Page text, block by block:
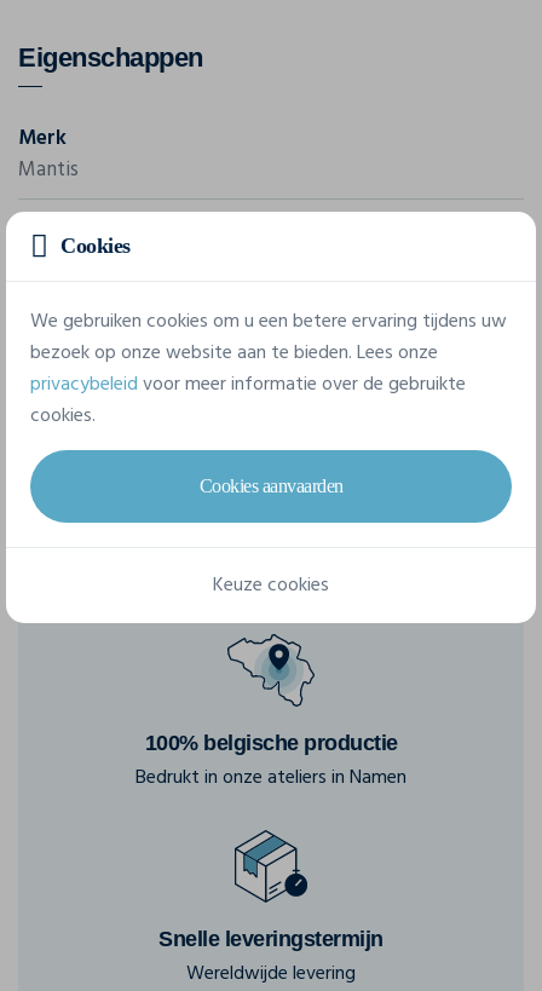
Eigenschappen
Merk
Mantis
Referentie
M45
3 beschikbare maten
100% belgische productie
Bedrukt in onze ateliers in Namen
Snelle leveringstermijn
Wereldwijde levering
Cookies
We gebruiken cookies om u een betere ervaring tijdens uw
bezoek op onze website aan te bieden. Lees onze
privacybeleidvoor meer informatie over de gebruikte
cookies.
Cookies aanvaarden
Keuze cookies